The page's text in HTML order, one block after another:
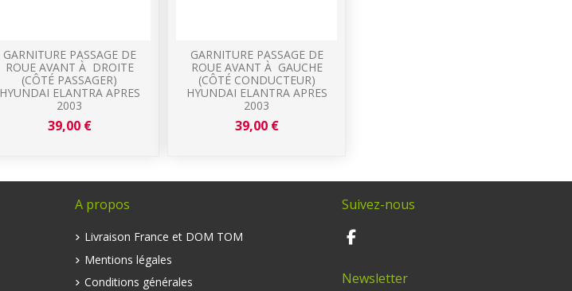
GARNITURE PASSAGE DE
ROUE AVANT À DROITE
(CÔTÉ PASSAGER)
HYUNDAI ELANTRA APRES
2003
39,00 €
GARNITURE PASSAGE DE
ROUE AVANT À GAUCHE
(CÔTÉ CONDUCTEUR)
HYUNDAI ELANTRA APRES
2003
39,00 €
A propos
Livraison France et DOM TOM
Mentions légales
Conditions générales
Suivez-nous
Newsletter